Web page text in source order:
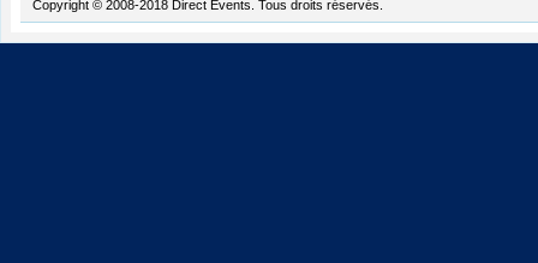
Copyright © 2008-2018 Direct Events. Tous droits réservés.